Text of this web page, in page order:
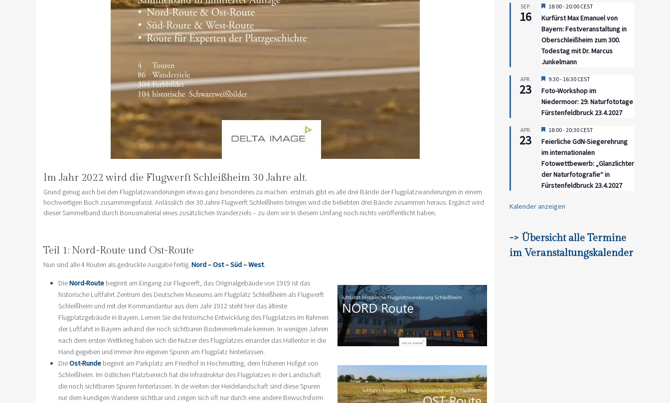
Im Jahr 2022 wird die Flugwerft Schleißheim 30 Jahre alt.
Grund genug auch bei den Flugplatzwanderungen etwas ganz besonderes zu machen. erstmals gibt es alle drei Bände der Flugplatzwanderungen in einem
hochwertigen Buch zusammengefasst. Anlässlich der 30 Jahre Flugwerft Schleißheim bringen wird die beliebten drei Bände zusammen heraus. Ergänzt wird
dieser Sammelband durch Bonusmaterial eines zusätzlichen Wanderziels – zu dem wir in diesem Umfang noch nichts veröffentlicht haben.
Teil 1: Nord-Route und Ost-Route
Nun sind alle 4 Routen als gedruckte Ausgabe fertig. Nord–Ost–Süd–West.
DieNord-Route beginnt am Eingang zur Flugwerft, das Originalgebäude von 1919 ist das
historische Luftfahrt Zentrum des Deutschen Museums am Flugplatz Schleißheim als Flugwerft
Schleißheim und mit der Kommandantur aus dem Jahr 1912 steht hier das älteste
Flugplatzgebäude in Bayern. Lernen Sie die historische Entwicklung des Flugplatzes im Rahmen
der Luftfahrt in Bayern anhand der noch sichtbaren Bodenmerkmale kennen. In wenigen Jahren
nach dem ersten Weltkrieg haben sich die Nutzer des Flugplatzes einander das Hallentor in die
Hand gegeben und immer ihre eigenen Spuren am Flugplatz hinterlassen.
DieOst-Runde beginnt am Parkplatz am Friedhof in Hochmutting, dem früheren Hofgut von
Schleißheim. Im östlichen Platzbereich hat die Infrastruktur des Flugplatzes in der Landschaft
die noch sichtbaren Spuren hinterlassen. In de weiten der Heidelandschaft sind diese Spuren
nur dem kundigen Wanderer sichtbar und zeigen sich oft nur durch eine andere Bewuchsform
SEP.
16
Hervorgehoben
18:00-20:00 CEST
Kurfürst Max Emanuel von
Bayern: Festveranstaltung in
Oberschleißheim zum 300.
Todestag mit Dr. Marcus
Junkelmann
APR.
23
Hervorgehoben
9:30- 16:30 CEST
Foto-Workshop im
Niedermoor: 29. Naturfototage
Fürstenfeldbruck 23.4.2027
APR.
23
Hervorgehoben
18:00-20:30 CEST
Feierliche GdN-Siegerehrung
im internationalen
Fotowettbewerb: „Glanzlichter
der Naturfotografie“ in
Fürstenfeldbruck 23.4.2027
Kalender anzeigen
-> Übersicht alle Termine
im Veranstaltungskalender